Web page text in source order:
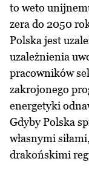
to weto
zera do 2050
Polska jest
uzależnienia
pracowników
zakrojonego
energetyki
Gdyby Polska
własnymi
drakońskimi